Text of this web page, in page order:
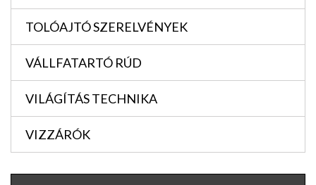
TOLÓAJTÓ SZERELVÉNYEK
VÁLLFATARTÓ RÚD
VILÁGÍTÁS TECHNIKA
VIZZÁRÓK